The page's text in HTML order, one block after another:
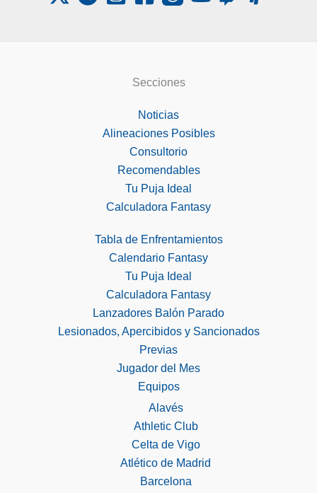
Secciones
Noticias
Alineaciones Posibles
Consultorio
Recomendables
Tu Puja Ideal
Calculadora Fantasy
Tabla de Enfrentamientos
Calendario Fantasy
Tu Puja Ideal
Calculadora Fantasy
Lanzadores Balón Parado
Lesionados, Apercibidos y Sancionados
Previas
Jugador del Mes
Equipos
Alavés
Athletic Club
Celta de Vigo
Atlético de Madrid
Barcelona